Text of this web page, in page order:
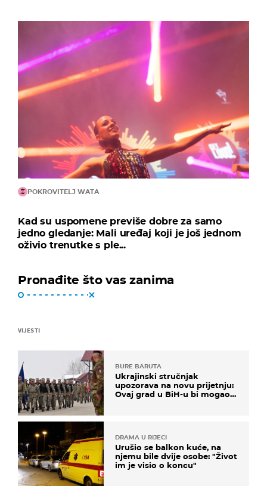
POKROVITELJ WATA
Kad su uspomene previše dobre za samo
jedno gledanje: Mali uređaj koji je još jednom
oživio trenutke s ple...
Pronađite što vas zanima
VIJESTI
BURE BARUTA
Ukrajinski stručnjak
upozorava na novu prijetnju:
Ovaj grad u BiH-u bi mogao
DRAMA U RIJECI
Urušio se balkon kuće, na
njemu bile dvije osobe: "Život
im je visio o koncu"